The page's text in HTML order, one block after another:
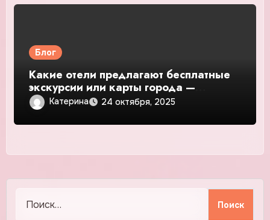
Блог
Какие отели предлагают бесплатные
экскурсии или карты города —
подробное руководство и обзор
Катерина 24 октября, 2025